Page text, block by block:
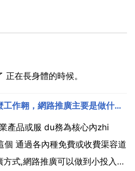
正在長身體的時候。
網路推廣主要是做什麼工作翱，網路推廣主要是做什麼工作啊？？？
產品或服 du務為核心內zhi
通過各內種免費或收費渠容道
式,網路推廣可以做到小投入大